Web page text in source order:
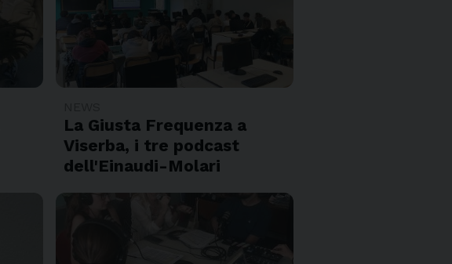
La Giusta Frequenza a
Viserba, i tre podcast
dell'Einaudi-Molari